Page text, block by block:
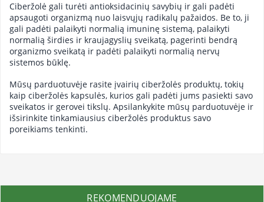
Ciberžolė gali turėti antioksidacinių savybių ir gali padėti
apsaugoti organizmą nuo laisvųjų radikalų pažaidos. Be to, ji
gali padėti palaikyti normalią imuninę sistemą, palaikyti
normalią širdies ir kraujagyslių sveikatą, pagerinti bendrą
organizmo sveikatą ir padėti palaikyti normalią nervų
sistemos būklę.
Mūsų parduotuvėje rasite įvairių ciberžolės produktų, tokių
kaip ciberžolės kapsulės, kurios gali padėti jums pasiekti savo
sveikatos ir gerovei tikslų. Apsilankykite mūsų parduotuvėje ir
išsirinkite tinkamiausius ciberžolės produktus savo
poreikiams tenkinti.
REKOMENDUOJAME